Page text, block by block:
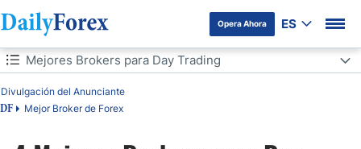
Opera Ahora ES
Tabla de contenidos
DF Mejor Broker de Forex
Divulgación del Anunciante
Mejores Brokers para Day Trading
Mejores Brokers para Day Trading